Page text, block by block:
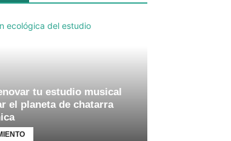
tu estudio musical
el planeta de chatarra